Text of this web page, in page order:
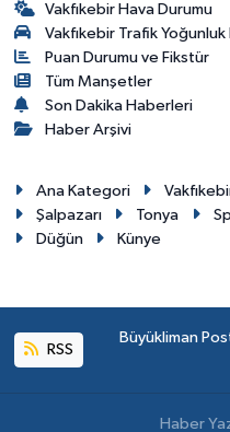
Vakfıkebir Hava Durumu
Vakfıkebir Trafik Yoğunluk
Puan Durumu ve Fikstür
Tüm Manşetler
Son Dakika Haberleri
Haber Arşivi
Ana Kategori
Şalpazarı
Tonya
Düğün
Künye
RSS
Büyükliman
Haber